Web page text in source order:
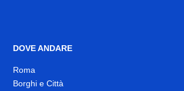
DOVE ANDARE
Roma
Borghi e Città